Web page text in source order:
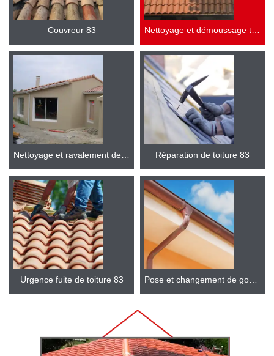
Couvreur 83
Réparation de toiture 83
Urgence fuite de toiture 83